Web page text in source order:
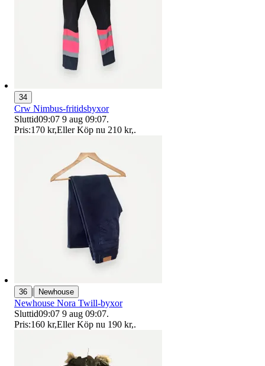
34
Crw Nimbus-fritidsbyxor
Sluttid09:07 9 aug 09:07.
Pris:170 kr,Eller Köp nu 210 kr,.
36 | Newhouse
Newhouse Nora Twill-byxor
Sluttid09:07 9 aug 09:07.
Pris:160 kr,Eller Köp nu 190 kr,.